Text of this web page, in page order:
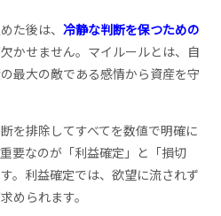
た後は、 冷静な判断を保つための
かせません。マイルールとは、自
最大の敵である感情から資産を守
を排除してすべてを数値で明確に
要なのが「利益確定」と「損切
。利益確定では、欲望に流されず
められます。